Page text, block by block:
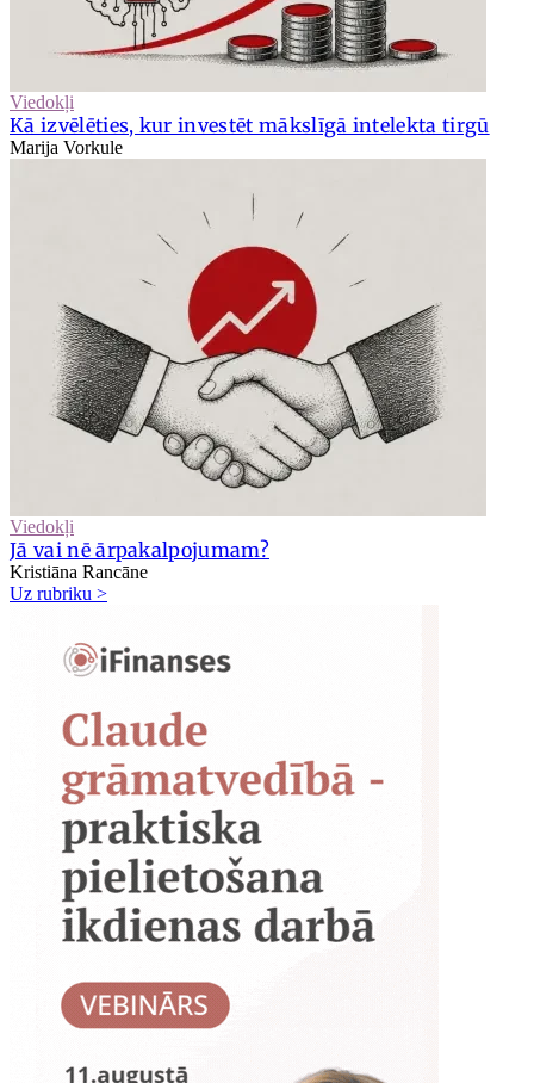
Viedokļi
Kā izvēlēties, kur investēt mākslīgā intelekta tirgū
Marija Vorkule
Viedokļi
Jā vai nē ārpakalpojumam?
Kristiāna Rancāne
Uz rubriku >